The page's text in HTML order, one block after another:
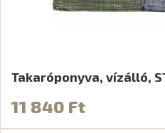
Takaróponyva, vízálló,
11 840 Ft